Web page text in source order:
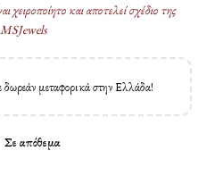
χειροποίητο και αποτελεί σχέδιο της
MSJewels
δωρεάν μεταφορικά στην Ελλάδα!
Σε απόθεμα